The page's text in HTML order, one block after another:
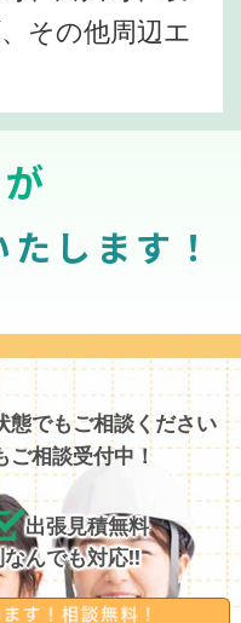
その他周辺エ
たします！
態でもご相談ください
ご相談受付中！
出張見積無料
んでも対応!!